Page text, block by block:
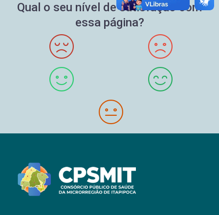
Qual o seu nível de satisfação com
essa página?